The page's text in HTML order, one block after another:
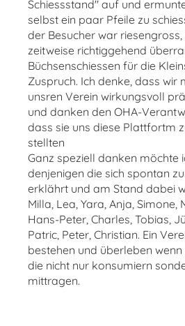
Schiessstand" auf und
selbst ein paar Pfeile zu
der Besucher war
zeitweise richtiggehend
Büchsenschiessen für die
Zuspruch. Ich denke, dass wir
unsren Verein wirkungsvoll
und danken den OHA-
dass sie uns diese Plattfortm
stellten
Ganz speziell danken möchte
denjenigen die sich spontan
erklährt und am Stand dabei
Milla, Lea, Yara, Anja, Simone,
Hans-Peter, Charles, Tobias,
Patric, Peter, Christian. Ein
bestehen und überleben
die nicht nur konsumiern
mittragen.